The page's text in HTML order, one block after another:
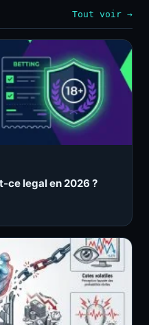
Tout voir →
ce legal en 2026 ?